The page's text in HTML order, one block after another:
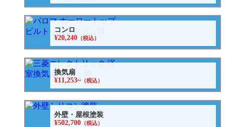
コンロ
¥20,240 （税込）
換気扇
¥11,253~（税込）
外壁・屋根塗装
¥502,700 （税込）